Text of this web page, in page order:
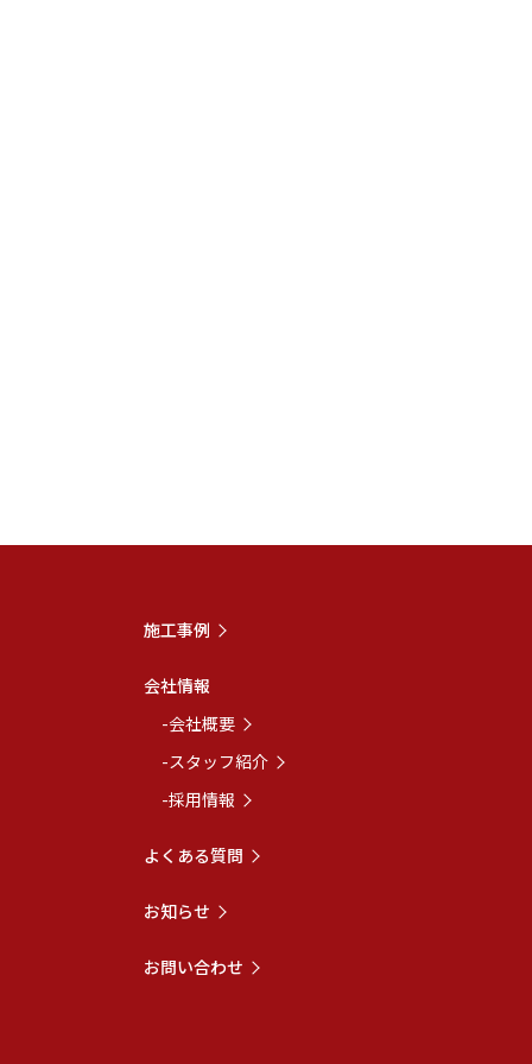
施工事例
会社情報
-会社概要
-スタッフ紹介
-採用情報
よくある質問
お知らせ
お問い合わせ